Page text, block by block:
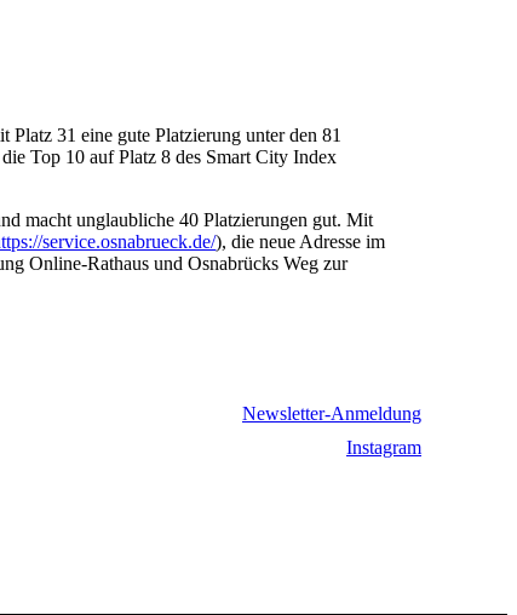
31 eine gute Platzierung unter den 81
Top 10 auf Platz 8 des Smart City Index
macht unglaubliche 40 Platzierungen gut. Mit
service.osnabrueck.de/), die neue Adresse im
Online-Rathaus und Osnabrücks Weg zur
Newsletter-Anmeldung
Instagram